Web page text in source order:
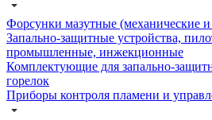
Форсунки мазутные (механические
Запально-защитные устройства,
промышленные, инжекционные
Комплектующие для запально-
горелок
Приборы контроля пламени и